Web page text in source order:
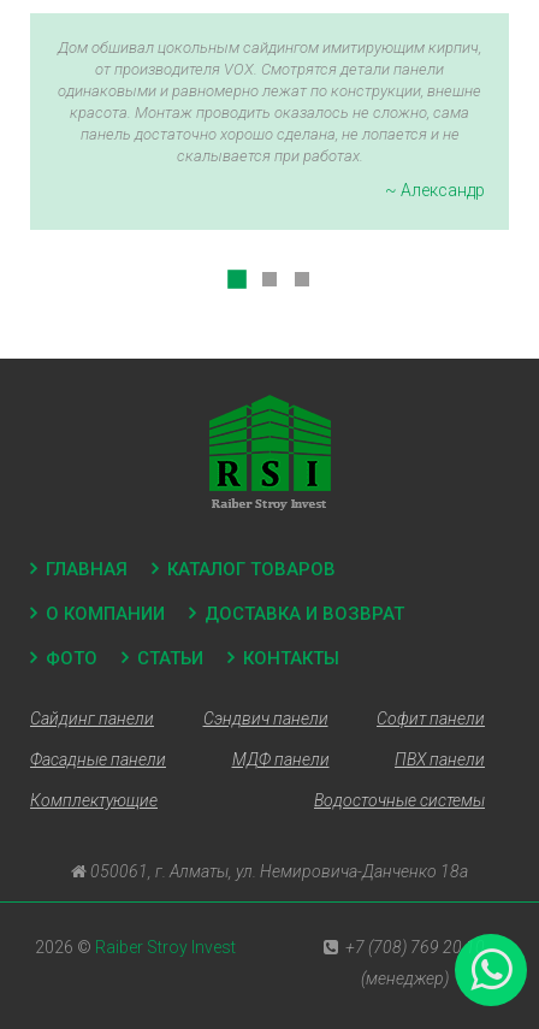
Дом обшивал цокольным сайдингом имитирующим кирпич,
от производителя VOX. Смотрятся детали панели
одинаковыми и равномерно лежат по конструкции, внешне
красота. Монтаж проводить оказалось не сложно, сама
панель достаточно хорошо сделана, не лопается и не
скалывается при работах.
~ Александр
ГЛАВНАЯ КАТАЛОГ ТОВАРОВ
О КОМПАНИИ ДОСТАВКА И ВОЗВРАТ
ФОТО СТАТЬИ КОНТАКТЫ
Сайдинг панели Сэндвич панели Софит панели
Фасадные панели МДФ панели ПВХ панели
Комплектующие Водосточные системы
050061, г. Алматы, ул. Немировича-Данченко 18а
2026 © Raiber Stroy Invest
+7 (708) 769 20 10
(менеджер)